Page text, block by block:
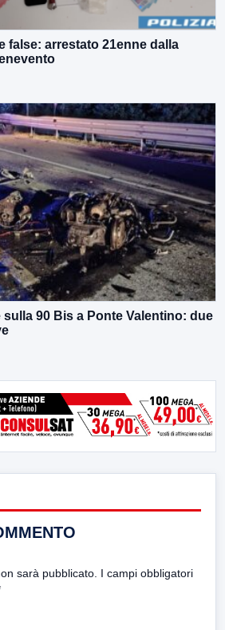
false: arrestato 21enne dalla
90 Bis a Ponte Valentino: due
sarà pubblicato. I campi obbligatori